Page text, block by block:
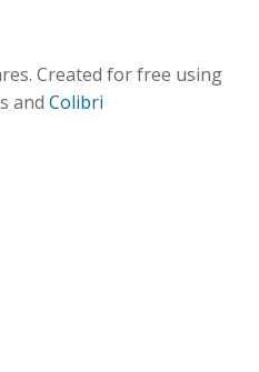
Created for free using
and Colibri